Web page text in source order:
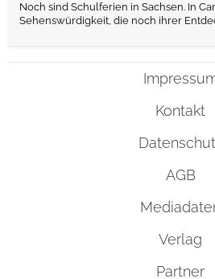
Noch sind Schulferien in Sachsen. In
Sehenswürdigkeit, die noch ihrer
Kontakt
AGB
Verlag
Partner